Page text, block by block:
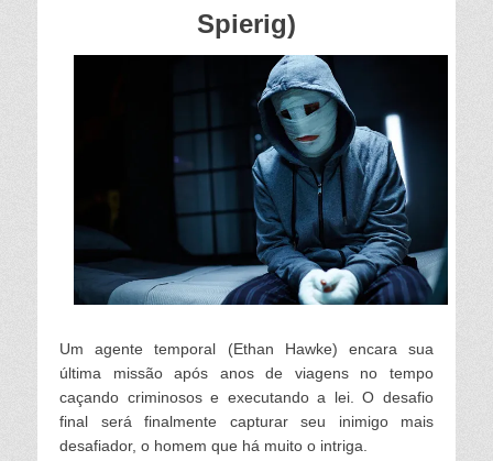
Spierig)
Um agente temporal (Ethan Hawke) encara sua
última missão após anos de viagens no tempo
caçando criminosos e executando a lei. O desafio
final será finalmente capturar seu inimigo mais
desafiador, o homem que há muito o intriga.